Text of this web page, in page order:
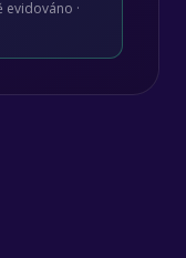
evidováno ·